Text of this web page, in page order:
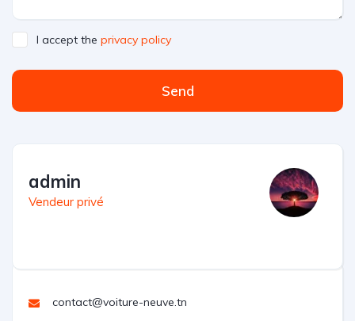
I accept the privacy policy
Send
admin
Vendeur privé
contact@voiture-neuve.tn